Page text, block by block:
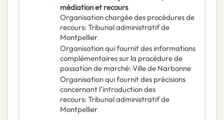
médiation et recours
Organisation chargée des procédures de
recours: Tribunal administratif de
Montpellier
Organisation qui fournit des informations
complémentaires sur la procédure de
passation de marché: Ville de Narbonne
Organisation qui fournit des précisions
concernant l’introduction des
recours: Tribunal administratif de
Montpellier